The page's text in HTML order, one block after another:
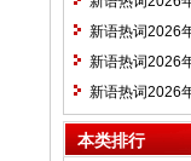
新语热词2026
新语热词2026
新语热词2026
本类排行